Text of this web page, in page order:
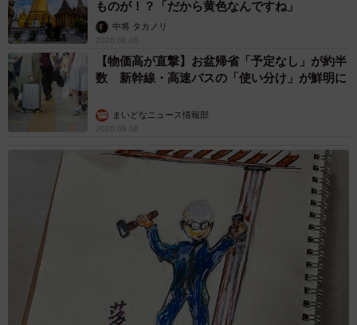
ものが！？「だから黄色なんですね」
中将 タカノリ
2026.08.06
【物価高が直撃】お盆帰省「予定なし」が約半
数 新幹線・高速バスの「使い分け」が鮮明に
まいどなニュース情報部
2026.08.06